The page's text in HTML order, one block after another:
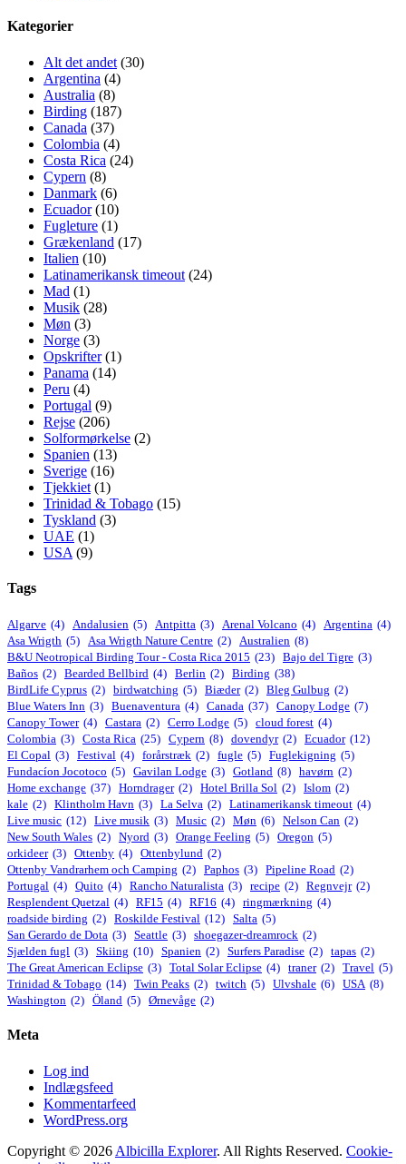
Kategorier
Alt det andet (30)
Argentina (4)
Australia (8)
Birding (187)
Canada (37)
Colombia (4)
Costa Rica (24)
Cypern (8)
Danmark (6)
Ecuador(10)
Fugleture (1)
Grækenland (17)
Italien (10)
Latinamerikansk timeout (24)
Mad (1)
Musik (28)
Møn (3)
Norge (3)
Opskrifter(1)
Panama (14)
Peru (4)
Portugal (9)
Rejse (206)
Solformørkelse (2)
Spanien (13)
Sverige (16)
Tjekkiet (1)
Trinidad & Tobago (15)
Tyskland (3)
UAE (1)
USA (9)
Tags
Algarve (4) Andalusien (5) Antpitta (3) Arenal Volcano (4) Argentina (4)
Asa Wrigth (5) Asa Wrigth Nature Centre (2) Australien (8)
B&U Neotropical Birding Tour - Costa Rica 2015 (23) Bajo del Tigre (3)
Baños (2) Bearded Bellbird (4) Berlin (2) Birding (38)
BirdLife Cyprus (2) birdwatching (5) Biæder (2) Bleg Gulbug (2)
Blue Waters Inn (3) Buenaventura (4) Canada (37) Canopy Lodge (7)
Canopy Tower (4) Castara (2) Cerro Lodge (5) cloud forest (4)
Colombia (3) Costa Rica (25) Cypern (8) dovendyr (2) Ecuador (12)
El Copal (3) Festival (4) forårstræk (2) fugle (5) Fuglekigning (5)
Fundacíon Jocotoco (5) Gavilan Lodge (3) Gotland (8) havørn (2)
Home exchange (37) Horndrager (2) Hotel Brilla Sol (2) Islom (2)
kale (2) Klintholm Havn (3) La Selva (2) Latinamerikansk timeout (4)
Live music (12) Live musik (3) Music (2) Møn (6) Nelson Can (2)
New South Wales (2) Nyord (3) Orange Feeling (5) Oregon (5)
orkideer (3) Ottenby (4) Ottenbylund (2)
Ottenby Vandrarhem och Camping (2) Paphos (3) Pipeline Road (2)
Portugal (4) Quito (4) Rancho Naturalista (3) recipe (2) Regnvejr (2)
Resplendent Quetzal (4) RF15 (4) RF16 (4) ringmærkning (4)
roadside birding (2) Roskilde Festival (12) Salta (5)
San Gerardo de Dota (3) Seattle (3) shoegazer-dreamrock (2)
Sjælden fugl (3) Skiing (10) Spanien (2) Surfers Paradise (2) tapas (2)
The Great American Eclipse (3) Total Solar Eclipse (4) traner (2) Travel (5)
Trinidad & Tobago (14) Twin Peaks (2) twitch (5) Ulvshale (6) USA (8)
Washington (2) Öland (5) Ørnevåge (2)
Meta
Log ind
Indlægsfeed
Kommentarfeed
WordPress.org
Copyright © 2026 Albicilla Explorer. All Rights Reserved. Cookie-